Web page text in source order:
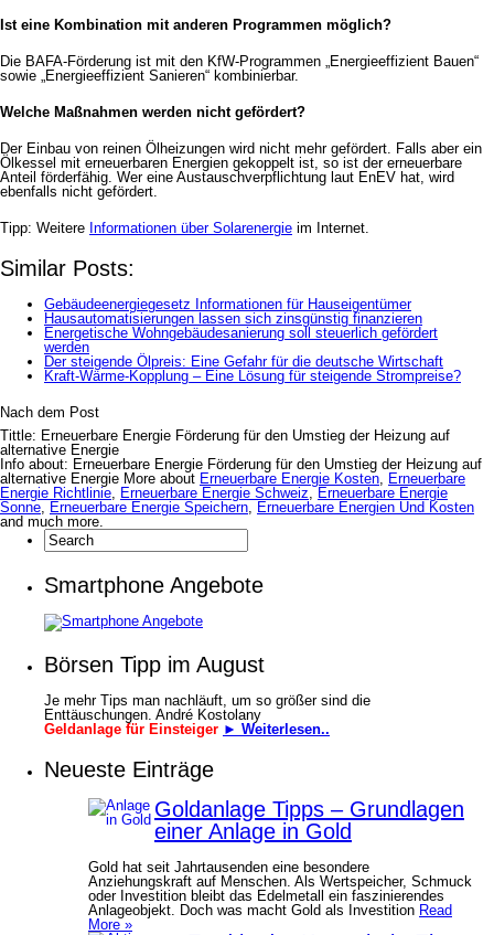
Ist eine Kombination mit anderen Programmen möglich?
Die BAFA-Förderung ist mit den KfW-Programmen „Energieeffizient Bauen“
sowie „Energieeffizient Sanieren“ kombinierbar.
Welche Maßnahmen werden nicht gefördert?
Der Einbau von reinen Ölheizungen wird nicht mehr gefördert. Falls aber ein
Ölkessel mit erneuerbaren Energien gekoppelt ist, so ist der erneuerbare
Anteil förderfähig. Wer eine Austauschverpflichtung laut EnEV hat, wird
ebenfalls nicht gefördert.
Tipp: Weitere Informationen über Solarenergie im Internet.
Similar Posts:
Gebäudeenergiegesetz Informationen für Hauseigentümer
Hausautomatisierungen lassen sich zinsgünstig finanzieren
Energetische Wohngebäudesanierung soll steuerlich gefördert
werden
Der steigende Ölpreis: Eine Gefahr für die deutsche Wirtschaft
Kraft-Wärme-Kopplung – Eine Lösung für steigende Strompreise?
Nach dem Post
Tittle: Erneuerbare Energie Förderung für den Umstieg der Heizung auf
alternative Energie
Info about: Erneuerbare Energie Förderung für den Umstieg der Heizung auf
alternative Energie More about Erneuerbare Energie Kosten, Erneuerbare
Energie Richtlinie, Erneuerbare Energie Schweiz, Erneuerbare Energie
Sonne, Erneuerbare Energie Speichern, Erneuerbare Energien Und Kosten
and much more.
Smartphone Angebote
Börsen Tipp im August
Je mehr Tips man nachläuft, um so größer sind die
Enttäuschungen. André Kostolany
Geldanlage für Einsteiger ► Weiterlesen..
Neueste Einträge
Goldanlage Tipps – Grundlagen
einer Anlage in Gold
Gold hat seit Jahrtausenden eine besondere
Anziehungskraft auf Menschen. Als Wertspeicher, Schmuck
oder Investition bleibt das Edelmetall ein faszinierendes
Anlageobjekt. Doch was macht Gold als Investition Read
More »